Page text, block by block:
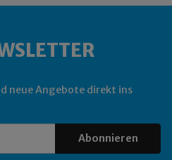
neue Angebote direkt ins
Abonnieren